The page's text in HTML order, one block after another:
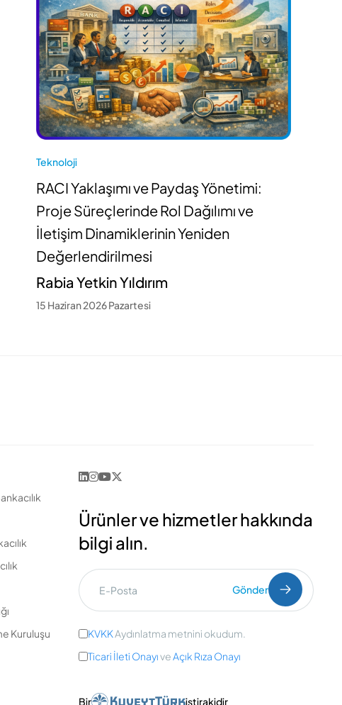
Teknoloji
RACI Yaklaşımı ve Paydaş Yönetimi:
Proje Süreçlerinde Rol Dağılımı ve
İletişim Dinamiklerinin Yeniden
Değerlendirilmesi
Rabia Yetkin Yıldırım
15 Haziran 2026 Pazartesi
Kuruluşu
Ürünler ve hizmetler hakkında
bilgi alın.
Gönder
KVKKAydınlatma metnini okudum.
Ticari İleti OnayıveAçık Rıza Onayı
Bir iştirakidir